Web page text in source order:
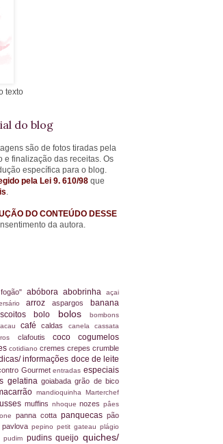
texto
do blog
são de fotos tiradas pela
e finalização das receitas. Os
específica para o blog.
pela Lei 9. 610/98 que
.
DO CONTEÚDO DESSE
da autora.
abóbora abobrinhaaçai
arrozaspargos banana
bolo bolosbombons
cafécaldas canelacassata
clafoutis cococogumelos
cotidiano cremes crepes crumble
informações doce de leite
Gourmetentradas especiais
gelatinagoiabadagrão de bico
mandioquinha Marterchef
muffins nhoquenozespâes
panna cottapanquecaspão
pavlova pepino petit gateauplágio
pudim pudinsqueijo quiches/